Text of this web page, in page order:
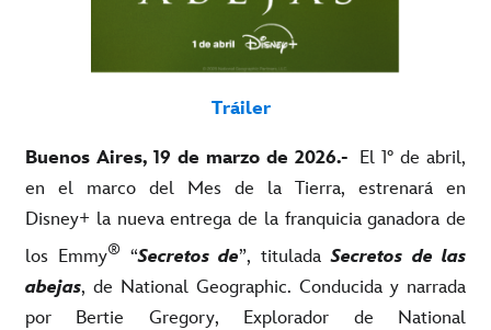
Tráiler
Buenos Aires, 19 de marzo de 2026.- El 1° de abril,
en el marco del Mes de la Tierra, estrenará en
Disney+ la nueva entrega de la franquicia ganadora de
los Emmy® “Secretos de”, tituladaSecretos de las
abejas, de National Geographic. Conducida y narrada
por Bertie Gregory, Explorador de National